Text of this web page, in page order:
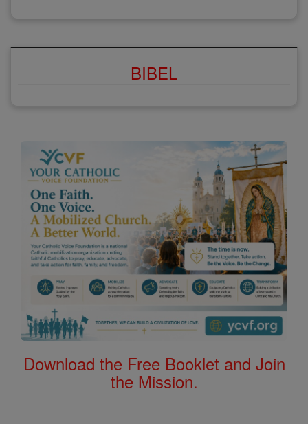
BIBEL
Download the Free Booklet and Join
the Mission.